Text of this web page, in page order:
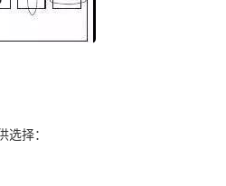
择：